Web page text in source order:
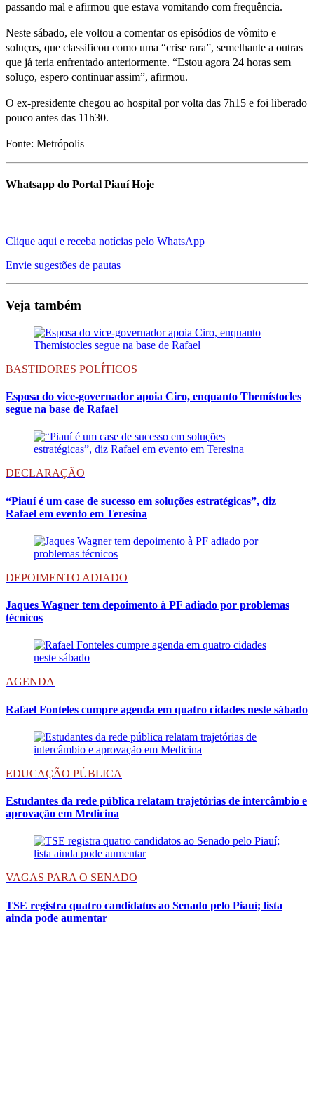
passando mal e afirmou que estava vomitando com frequência.
Neste sábado, ele voltou a comentar os episódios de vômito e
soluços, que classificou como uma “crise rara”, semelhante a outras
que já teria enfrentado anteriormente. “Estou agora 24 horas sem
soluço, espero continuar assim”, afirmou.
O ex-presidente chegou ao hospital por volta das 7h15 e foi liberado
pouco antes das 11h30.
Fonte: Metrópolis
Whatsapp do Portal Piauí Hoje
Clique aqui e receba notícias pelo WhatsApp
Envie sugestões de pautas
Veja também
BASTIDORES POLÍTICOS
Esposa do vice-governador apoia Ciro, enquanto Themístocles
segue na base de Rafael
DECLARAÇÃO
“Piauí é um case de sucesso em soluções estratégicas”, diz
Rafael em evento em Teresina
DEPOIMENTO ADIADO
Jaques Wagner tem depoimento à PF adiado por problemas
técnicos
AGENDA
Rafael Fonteles cumpre agenda em quatro cidades neste sábado
EDUCAÇÃO PÚBLICA
Estudantes da rede pública relatam trajetórias de intercâmbio e
aprovação em Medicina
VAGAS PARA O SENADO
TSE registra quatro candidatos ao Senado pelo Piauí; lista
ainda pode aumentar